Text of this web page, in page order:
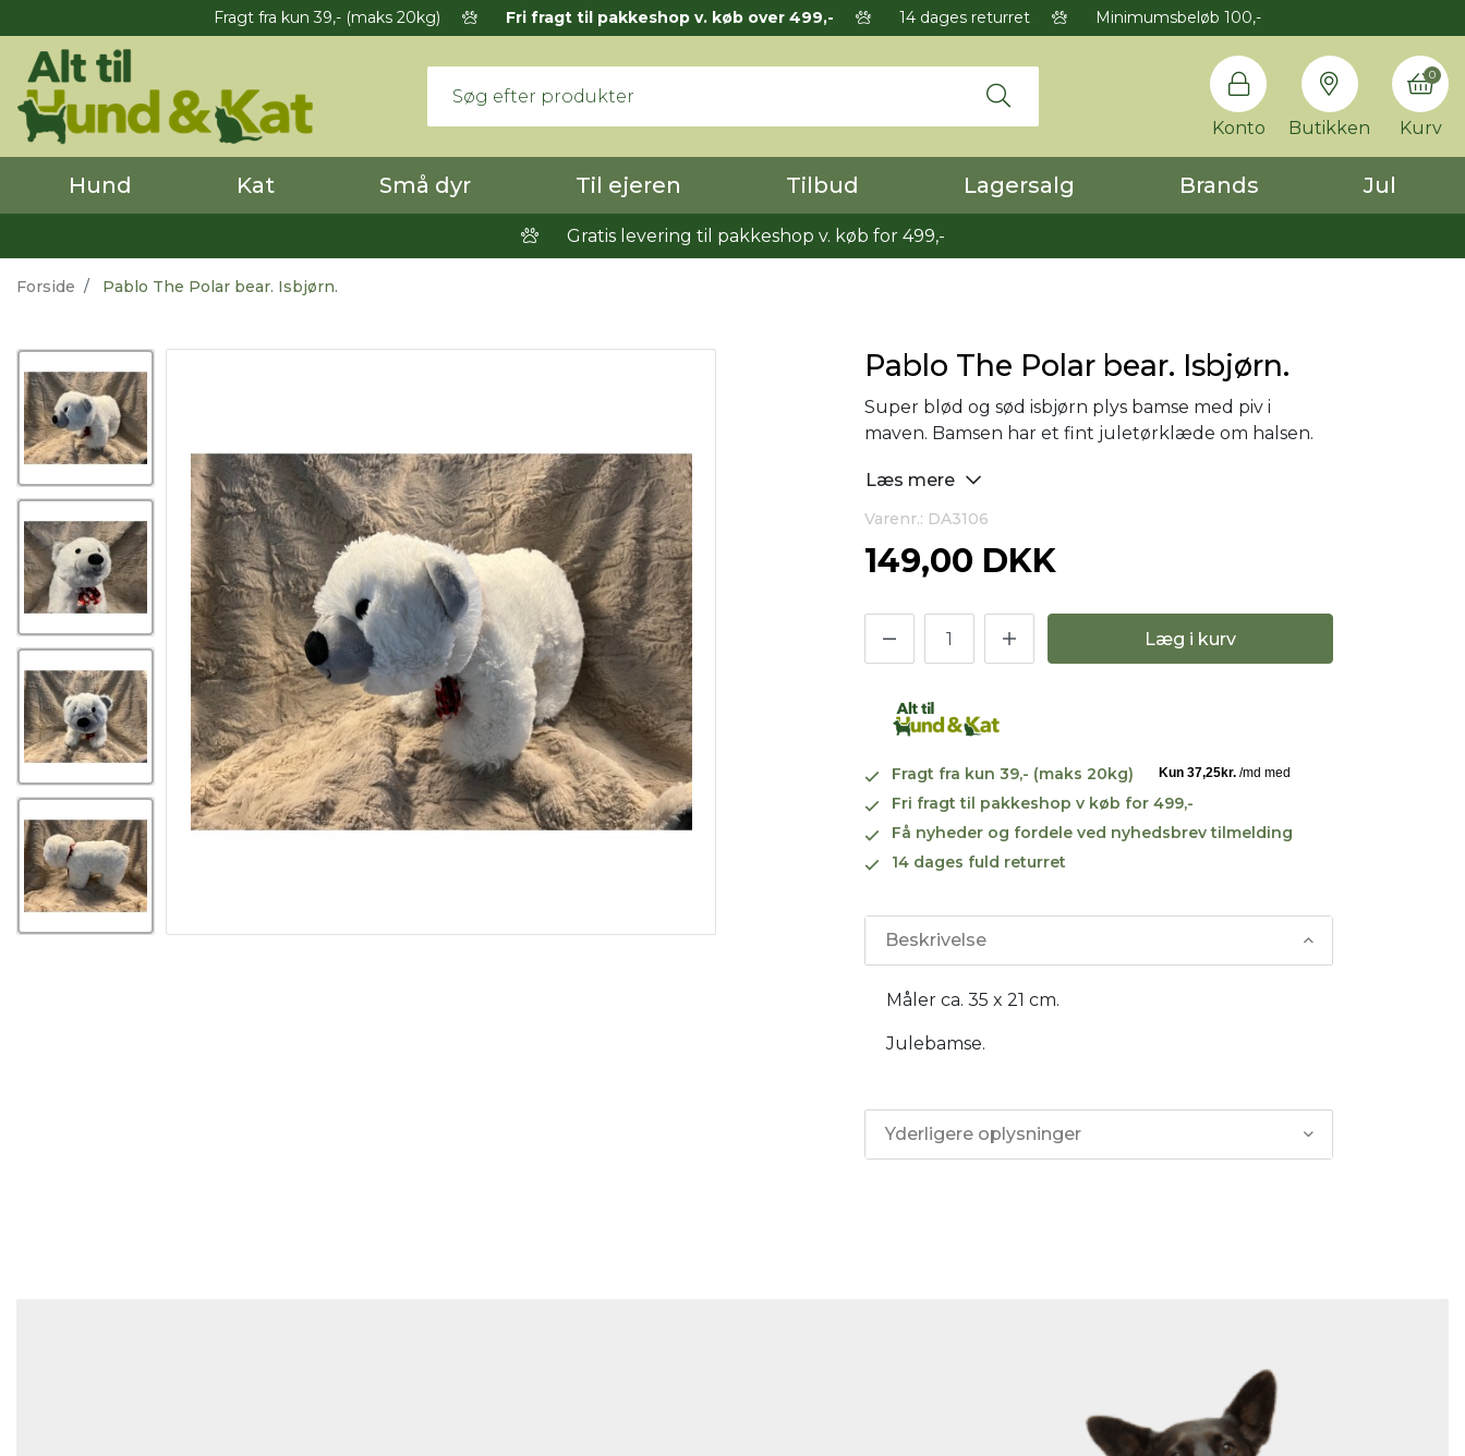
Fragt fra kun 39,- (maks 20kg) Fri fragt til pakkeshop v. køb over 499,- 14 dages returret Minimumsbeløb 100,-
Konto Butikken Kurv
0
Hund Kat Små dyr Til ejeren Tilbud Lagersalg Brands Jul
Gratis levering til pakkeshop v. køb for 499,-
Forside Pablo The Polar bear. Isbjørn.
Pablo The Polar bear. Isbjørn.
Super blød og sød isbjørn plys bamse med piv i
maven. Bamsen har et fint juletørklæde om halsen.
Læs mere
Varenr.: DA3106
149,00 DKK
Læg i kurv
Fragt fra kun 39,- (maks 20kg)
Fri fragt til pakkeshop v køb for 499,-
Få nyheder og fordele ved nyhedsbrev tilmelding
14 dages fuld returret
Beskrivelse
Måler ca. 35 x 21 cm.
Julebamse.
Yderligere oplysninger